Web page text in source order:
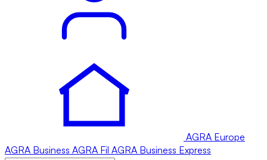
AGRA Europe
AGRA Business AGRA Fil AGRA Business Express